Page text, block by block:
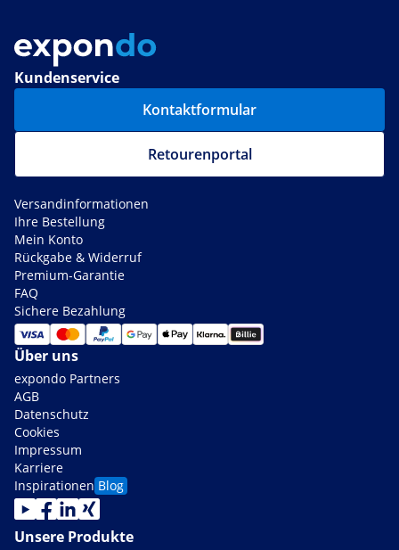
Kundenservice
Kontaktformular
Retourenportal
Versandinformationen
Ihre Bestellung
Mein Konto
Rückgabe & Widerruf
Premium-Garantie
FAQ
Sichere Bezahlung
Über uns
expondo Partners
AGB
Datenschutz
Cookies
Impressum
Karriere
Inspirationen Blog
Unsere Produkte